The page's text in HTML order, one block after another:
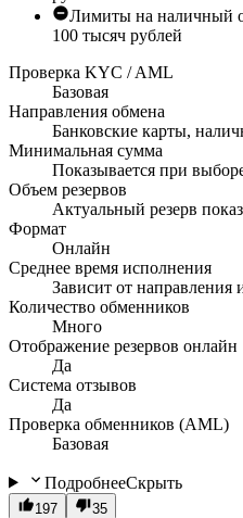
Лимиты на наличный
100 тысяч рублей
Проверка KYC / AML
Базовая
Направления обмена
Банковские карты,
Минимальная сумма
Показывается при
Объем резервов
Актуальный резерв
Формат
Онлайн
Среднее время исполнения
Зависит от направления
Количество обменников
Много
Отображение резервов онлайн
Да
Система отзывов
Да
Проверка обменников (AML)
Базовая
ПодробнееСкрыть
197 35